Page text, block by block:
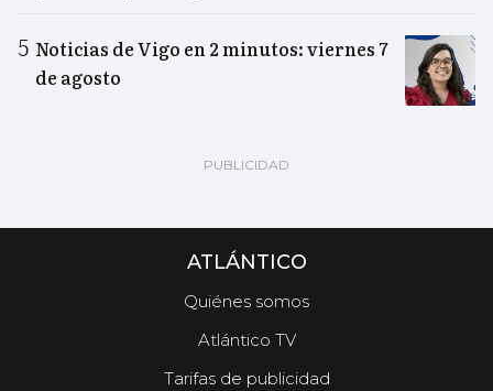
Noticias de Vigo en 2 minutos: viernes 7
de agosto
ATLÁNTICO
Quiénes somos
Atlántico TV
Tarifas de publicidad